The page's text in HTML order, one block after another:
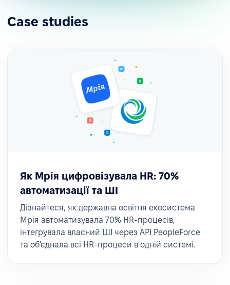
Case studies
Як Мрія цифровізувала HR: 70%
автоматизації та ШІ
Дізнайтеся, як державна освітня екосистема
Мрія автоматизувала 70% HR-процесів,
інтегрувала власний ШІ через API PeopleForce
та об'єднала всі HR-процеси в одній системі.